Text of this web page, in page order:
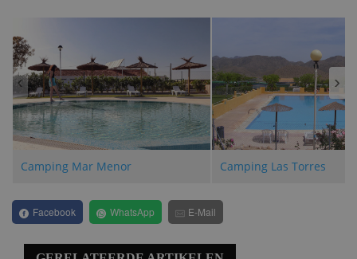
Camping Mar Menor Camping Las Torres
‹ ›
Facebook WhatsApp E-Mail